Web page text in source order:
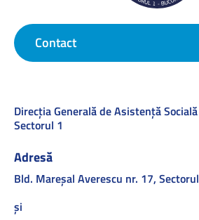
Contact
Direcţia Generală de Asistenţă
Sectorul 1
Adresă
Bld. Mareşal Averescu nr. 17,
și